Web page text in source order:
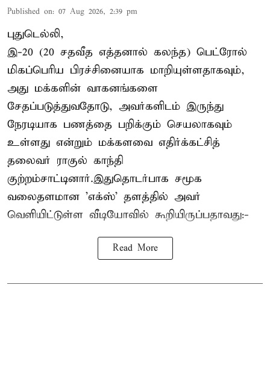
Published on: 07 Aug 2026, 2:39 pm
புதுடெல்லி,
இ-20 (20 சதவீத எத்தனால் கலந்த) பெட்ரோல்
மிகப்பெரிய பிரச்சினையாக மாறியுள்ளதாகவும்,
அது மக்களின் வாகனங்களை
சேதப்படுத்துவதோடு, அவர்களிடம் இருந்து
நேரடியாக பணத்தை பறிக்கும் செயலாகவும்
உள்ளது என்றும் மக்களவை எதிர்க்கட்சித்
தலைவர் ராகுல் காந்தி
குற்றம்சாட்டினார்.இதுதொடர்பாக சமூக
வலைதளமான 'எக்ஸ்' தளத்தில் அவர்
வெளியிட்டுள்ள வீடியோவில் கூறியிருப்பதாவது:-
Read More